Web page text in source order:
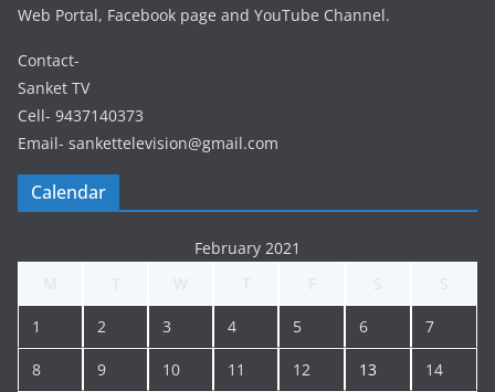
Web Portal, Facebook page and YouTube Channel.
Contact-
Sanket TV
Cell- 9437140373
Email- sankettelevision@gmail.com
Calendar
February 2021
1 2 3 4 5 6 7
8 9 10 11 12 13 14